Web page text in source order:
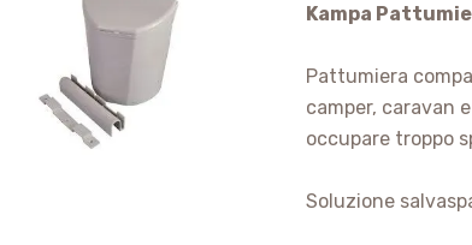
Kampa
Pattumiera
camper, caravan
occupare troppo
Soluzione